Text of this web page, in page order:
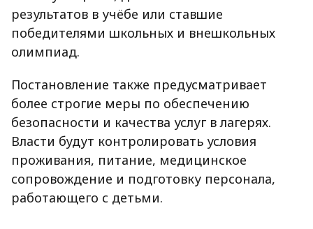
результатов в учёбе или ставшие
победителями школьных и внешкольных
олимпиад.
Постановление также предусматривает
более строгие меры по обеспечению
безопасности и качества услуг в лагерях.
Власти будут контролировать условия
проживания, питание, медицинское
сопровождение и подготовку персонала,
работающего с детьми.